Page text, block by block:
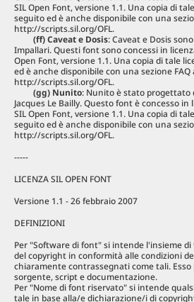
SIL Open Font, versione 1.1. Una copia di
seguito ed è anche disponibile con una
http://scripts.sil.org/OFL.
(ff) Caveat e Dosis: Caveat e Dosis
Impallari. Questi font sono concessi in
Open Font, versione 1.1. Una copia di tale
ed è anche disponibile con una sezione
http://scripts.sil.org/OFL.
(gg) Nunito: Nunito è stato progettato
Jacques Le Bailly. Questo font è concesso in
SIL Open Font, versione 1.1. Una copia di
seguito ed è anche disponibile con una
http://scripts.sil.org/OFL.
-----
LICENZA SIL OPEN FONT
Versione 1.1 - 26 febbraio 2007
DEFINIZIONI
Per "Software di font" si intende l'insieme
del copyright in conformità alle condizioni
chiaramente contrassegnati come tali.
sorgente, script e documentazione.
Per "Nome di font riservato" si intende
tale in base alla/e dichiarazione/i di